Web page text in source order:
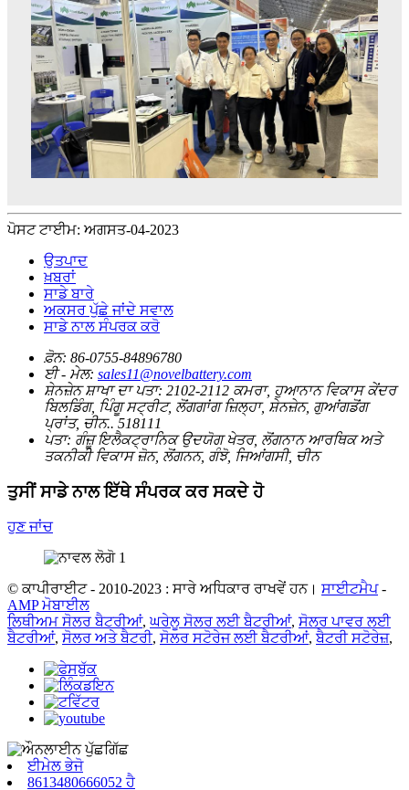
ਪੋਸਟ ਟਾਈਮ: ਅਗਸਤ-04-2023
ਉਤਪਾਦ
ਖ਼ਬਰਾਂ
ਸਾਡੇ ਬਾਰੇ
ਅਕਸਰ ਪੁੱਛੇ ਜਾਂਦੇ ਸਵਾਲ
ਸਾਡੇ ਨਾਲ ਸੰਪਰਕ ਕਰੋ
ਫ਼ੋਨ: 86-0755-84896780
ਈ - ਮੇਲ: sales11@novelbattery.com
ਸ਼ੇਨਜ਼ੇਨ ਸ਼ਾਖਾ ਦਾ ਪਤਾ: 2102-2112 ਕਮਰਾ, ਹੁਆਨਾਨ ਵਿਕਾਸ ਕੇਂਦਰ
ਬਿਲਡਿੰਗ, ਪਿੰਗੂ ਸਟ੍ਰੀਟ, ਲੋਂਗਗਾਂਗ ਜ਼ਿਲ੍ਹਾ, ਸ਼ੇਨਜ਼ੇਨ, ਗੁਆਂਗਡੋਂਗ
ਪ੍ਰਾਂਤ, ਚੀਨ.. 518111
ਪਤਾ: ਗੰਜ਼ੂ ਇਲੈਕਟ੍ਰਾਨਿਕ ਉਦਯੋਗ ਖੇਤਰ, ਲੋਂਗਨਾਨ ਆਰਥਿਕ ਅਤੇ
ਤਕਨੀਕੀ ਵਿਕਾਸ ਜ਼ੋਨ, ਲੋਂਗਨਨ, ਗੰਝੋ, ਜਿਆਂਗਸੀ, ਚੀਨ
ਤੁਸੀਂ ਸਾਡੇ ਨਾਲ ਇੱਥੇ ਸੰਪਰਕ ਕਰ ਸਕਦੇ ਹੋ
ਹੁਣ ਜਾਂਚ
© ਕਾਪੀਰਾਈਟ - 2010-2023 : ਸਾਰੇ ਅਧਿਕਾਰ ਰਾਖਵੇਂ ਹਨ। ਸਾਈਟਮੈਪ-
AMP ਮੋਬਾਈਲ
ਲਿਥੀਅਮ ਸੋਲਰ ਬੈਟਰੀਆਂ, ਘਰੇਲੂ ਸੋਲਰ ਲਈ ਬੈਟਰੀਆਂ, ਸੋਲਰ ਪਾਵਰ ਲਈ
ਬੈਟਰੀਆਂ, ਸੋਲਰ ਅਤੇ ਬੈਟਰੀ, ਸੋਲਰ ਸਟੋਰੇਜ ਲਈ ਬੈਟਰੀਆਂ,ਬੈਟਰੀ ਸਟੋਰੇਜ਼,
ਈਮੇਲ ਭੇਜੋ
8613480666052 ਹੈ